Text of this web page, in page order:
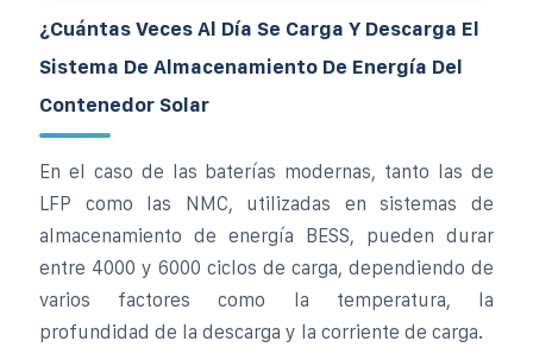
¿Cuántas Veces Al Día Se Carga Y Descarga El
Sistema De Almacenamiento De Energía Del
Contenedor Solar
En el caso de las baterías modernas, tanto las de
LFP como las NMC, utilizadas en sistemas de
almacenamiento de energía BESS, pueden durar
entre 4000 y 6000 ciclos de carga, dependiendo de
varios factores como la temperatura, la
profundidad de la descarga y la corriente de carga.